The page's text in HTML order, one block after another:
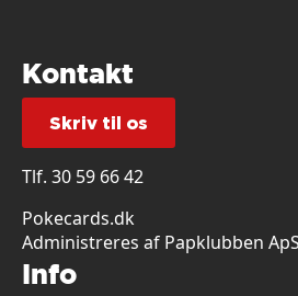
Kontakt
Skriv til os
Tlf. 30 59 66 42
Pokecards.dk
Administreres af Papklubben
Info